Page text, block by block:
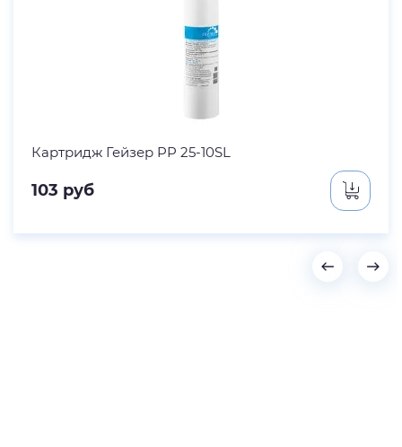
Картридж Гейзер PP 25-10SL
103 руб